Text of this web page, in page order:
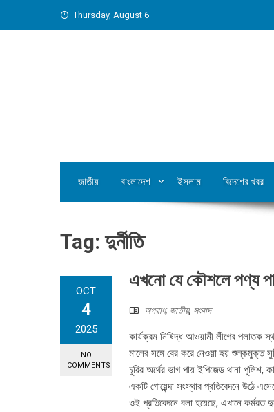
Thursday, August 6
জাতীয় বাংলাদেশ ইসলাম বিদেশের খবর
Tag:দুর্নীতি
OCT
4
2025
NO
COMMENTS
এখনো যে কৌশলে পণ্য
অপরাধ, জাতীয়, সংবাদ
কার্যক্রম নিষিদ্ধ আওয়ামী লীগের পলাতক
মালের সঙ্গে বের করে নেওয়া হয় শুল্কমুক্ত
চুরির অর্থের ভাগ পায় ইপিজেড থানা পুলিশ,
একটি গোয়েন্দা সংস্থার প্রতিবেদনে উঠে
ওই প্রতিবেদনে বলা হয়েছে, এখানে কর্মরত